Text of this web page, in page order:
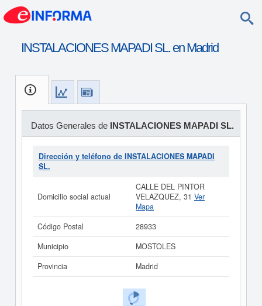
INSTALACIONES MAPADI SL. en Madrid
Datos Generales de INSTALACIONES MAPADI SL.
Dirección y teléfono de INSTALACIONES MAPADI
SL.
Domicilio social actual
CALLE DEL PINTOR
VELAZQUEZ, 31 Ver
Mapa
Código Postal
28933
Municipio
MOSTOLES
Provincia
Madrid